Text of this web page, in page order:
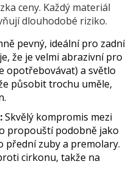
ceny. Každý materiál
dlouhodobé riziko.
pevný, ideální pro zadní
že je velmi abrazivní pro
opotřebovávat) a světlo
působit trochu uměle,
Skvělý kompromis mezi
propouští podobně jako
přední zuby a premolary.
cirkonu, takže na